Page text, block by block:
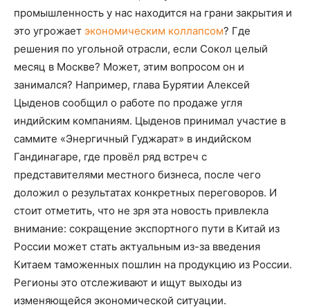
промышленность у нас находится на грани закрытия и
это угрожает экономическим коллапсом? Где
решения по угольной отрасли, если Сокол целый
месяц в Москве? Может, этим вопросом он и
занимался? Например, глава Бурятии Алексей
Цыденов сообщил о работе по продаже угля
индийским компаниям. Цыденов принимал участие в
саммите «Энергичный Гуджарат» в индийском
Гандинагаре, где провёл ряд встреч с
представителями местного бизнеса, после чего
доложил о результатах конкретных переговоров. И
стоит отметить, что не зря эта новость привлекла
внимание: сокращение экспортного пути в Китай из
России может стать актуальным из-за введения
Китаем таможенных пошлин на продукцию из России.
Регионы это отслеживают и ищут выходы из
изменяющейся экономической ситуации.